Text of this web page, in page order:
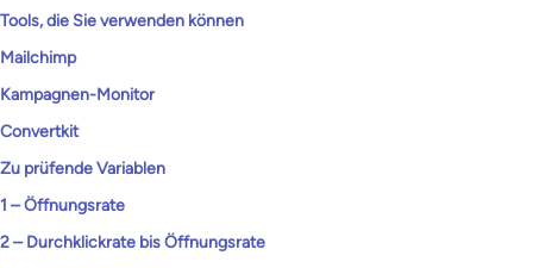
Tools, die Sie verwenden können
Mailchimp
Kampagnen-Monitor
Convertkit
Zu prüfende Variablen
1 – Öffnungsrate
2 – Durchklickrate bis Öffnungsrate